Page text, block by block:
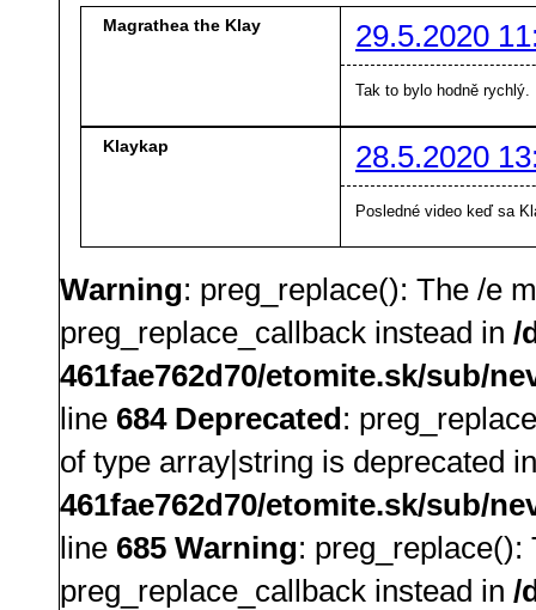
Magrathea the Klay 29.5.2020
Tak to bylo hodně rychlý.
Klaykap 28.5.2020
Posledné video keď sa
Warning: preg_replace(): The /e
preg_replace_callback instead in /
461fae762d70/etomite.sk/sub/
line 684 Deprecated:
of type array|string is deprecated
461fae762d70/etomite.sk/sub/
line 685 Warning: preg_replace():
preg_replace_callback instead in /